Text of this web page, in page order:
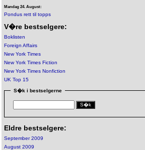
Mandag 24. August:
Pondus rett til topps
V�re bestselgere:
Boklisten
Foreign Affairs
New York Times
New York Times Fiction
New York Times Nonfiction
UK Top 15
S�k i bestselgerne
Eldre bestselgere:
September 2009
August 2009